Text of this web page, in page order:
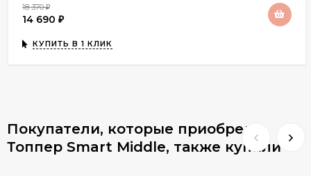
18 370₽
14 690 ₽
КУПИТЬ В 1 КЛИК
Покупатели, которые приобрели
Топпер Smart Middle, также купили